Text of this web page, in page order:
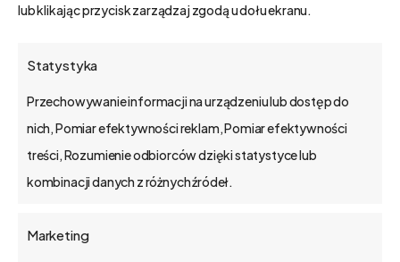
lub klikając przycisk zarządzaj zgodą u dołu ekranu.
Statystyka
Przechowywanie informacji na urządzeniu lub dostęp do
nich, Pomiar efektywności reklam, Pomiar efektywności
treści, Rozumienie odbiorców dzięki statystyce lub
kombinacji danych z różnych źródeł.
Marketing
Case Study: FCB